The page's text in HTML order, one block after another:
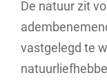
De natuur zit
vastgelegd te